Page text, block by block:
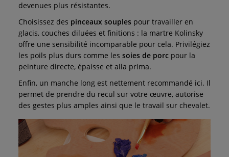
devenues plus résistantes.
Choisissez des pinceaux souples pour travailler en
glacis, couches diluées et finitions : la martre Kolinsky
offre une sensibilité incomparable pour cela. Privilégiez
les poils plus durs comme les soies de porc pour la
peinture directe, épaisse et alla prima.
Enfin, un manche long est nettement recommandé ici. Il
permet de prendre du recul sur votre œuvre, autorise
des gestes plus amples ainsi que le travail sur chevalet.